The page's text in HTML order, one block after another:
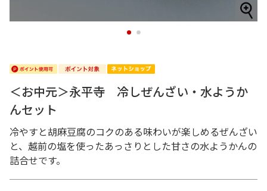
1 2
＜お中元＞永平寺 冷しぜんざい・水ようか
んセット
冷やすと胡麻豆腐のコクのある味わいが楽しめるぜんざい
と、越前の塩を使ったあっさりとした甘さの水ようかんの
詰合せです。